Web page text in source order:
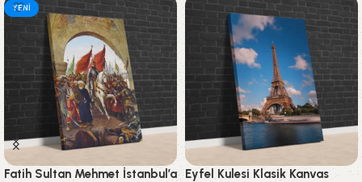
YENI
Fatih Sultan Mehmet İstanbul’a
Eyfel Kulesi Klasik Kanvas